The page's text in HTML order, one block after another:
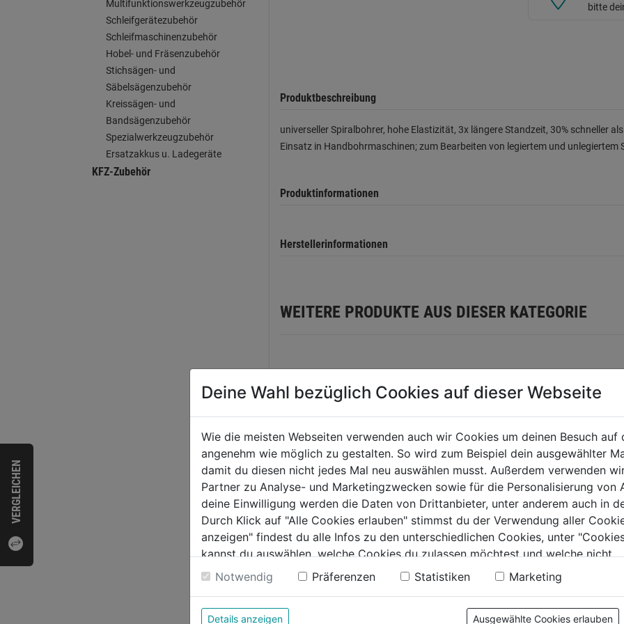
VERGLEICHEN
Multifunktionswerkzeugzubehör
Schleifgerätezubehör
Schleifmaschinenzubehör
Hobel- und Fräsenzubehör
Stichsägen- und
Säbelsägenzubehör
Kreissägen- und
Bandsägenzubehör
Spezialwerkzeugzubehör
Ersatzakkus u. Ladegeräte
KFZ-Zubehör
bitte
Produktbeschreibung
universeller Spiralbohrer, hohe Elastizität, 3x längere Standzeit, 30% schneller
Einsatz in Handbohrmaschinen; zum Bearbeiten von legiertem und unlegiertem
Produktinformationen
Herstellerinformationen
WEITERE PRODUKTE AUS DIESER KATEGORIE
Metallbohrer HSS-G
THUNDERWEB DIN
338, 4,0x75 mm, HSS-
G, 2er
Sternen.
4,19€
Spiralbohrer HSS DIN
338 geschliffen
0.0 (0)
0.0
von
5
Sternen.
4,79€
338,
HSS-G
Sternen.
4,89€
Deine Wahl bezüglich Cookies auf dieser Webseite
Wie die meisten Webseiten verwenden auch wir Cookies um deinen Besuch auf
angenehm wie möglich zu gestalten. So wird zum Beispiel dein ausgewählter
damit du diesen nicht jedes Mal neu auswählen musst. Außerdem verwenden
Partner zu Analyse- und Marketingzwecken sowie für die Personalisierung von
deine Einwilligung werden die Daten von Drittanbieter, unter anderem auch in
Durch Klick auf "Alle Cookies erlauben" stimmst du der Verwendung aller
anzeigen" findest du alle Infos zu den unterschiedlichen Cookies, unter
kannst du auswählen, welche Cookies du zulassen möchtest und welche nicht.
Weitere Informationen findest du in unserer Datenschutzerklärung
Notwendig Präferenzen Statistiken Marketing
Details anzeigen Ausgewählte Cookies erlauben